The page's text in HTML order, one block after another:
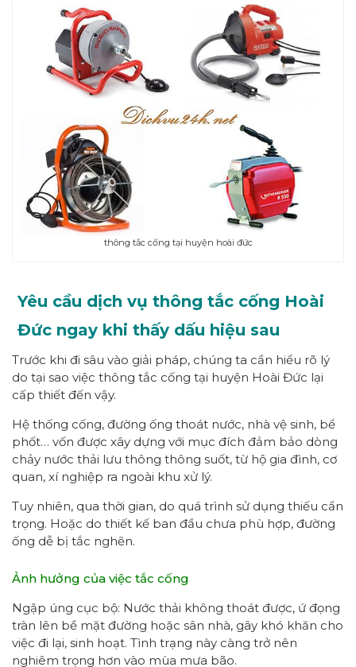
thông tắc cống tại huyện hoài đức
Yêu cầu dịch vụ thông tắc cống Hoài
Đức ngay khi thấy dấu hiệu sau
Trước khi đi sâu vào giải pháp, chúng ta cần hiểu rõ lý
do tại sao việc thông tắc cống tại huyện Hoài Đức lại
cấp thiết đến vậy.
Hệ thống cống, đường ống thoát nước, nhà vệ sinh, bể
phốt… vốn được xây dựng với mục đích đảm bảo dòng
chảy nước thải lưu thông thông suốt, từ hộ gia đình, cơ
quan, xí nghiệp ra ngoài khu xử lý.
Tuy nhiên, qua thời gian, do quá trình sử dụng thiếu cẩn
trọng. Hoặc do thiết kế ban đầu chưa phù hợp, đường
ống dễ bị tắc nghẽn.
Ảnh hưởng của việc tắc cống
Ngập úng cục bộ: Nước thải không thoát được, ứ đọng
tràn lên bề mặt đường hoặc sân nhà, gây khó khăn cho
việc đi lại, sinh hoạt. Tình trạng này càng trở nên
nghiêm trọng hơn vào mùa mưa bão.